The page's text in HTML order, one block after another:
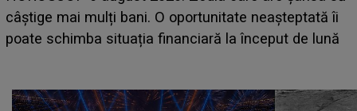
care deschid festivalul și de la ce ore au loc cele mai
așteptate concerte pe scena principală?